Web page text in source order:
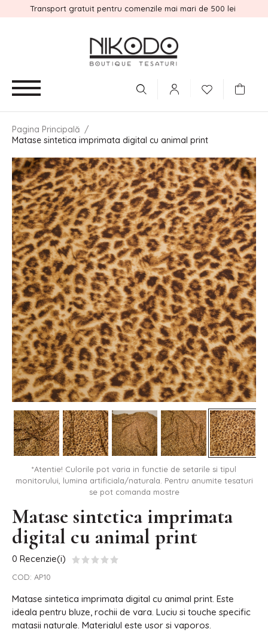
Transport gratuit pentru comenzile mai mari de 500 lei
Pagina Principală /
Matase sintetica imprimata digital cu animal print
*Atentie! Culorile pot varia in functie de setarile si tipul
monitorului, lumina artificiala/naturala. Pentru anumite tesaturi
se pot comanda mostre
Matase sintetica imprimata
digital cu animal print
0 Recenzie(i)
COD: AP10
Matase sintetica imprimata digital cu animal print. Este
ideala pentru bluze, rochii de vara. Luciu si touche specific
matasii naturale. Materialul este usor si vaporos.